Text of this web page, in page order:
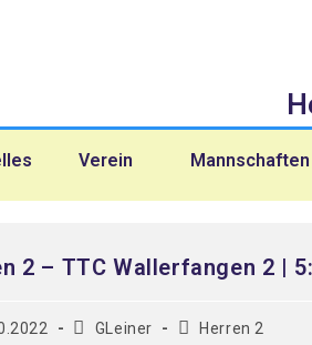
Verein Mannschaften
2 – TTC Wallerfangen 2 |
GLeiner Herren 2